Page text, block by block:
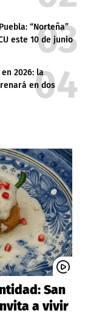
“Norteña”
este 10 de junio
2026: la
en dos
San
a vivir